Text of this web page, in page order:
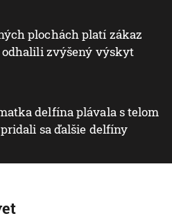
plochách platí zákaz
zvýšený výskyt
delfína plávala s telom
sa ďalšie delfíny